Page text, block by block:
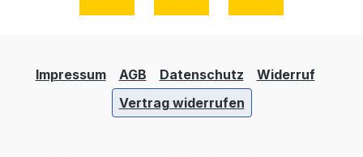
Impressum AGB Datenschutz
Widerruf
Vertrag widerrufen